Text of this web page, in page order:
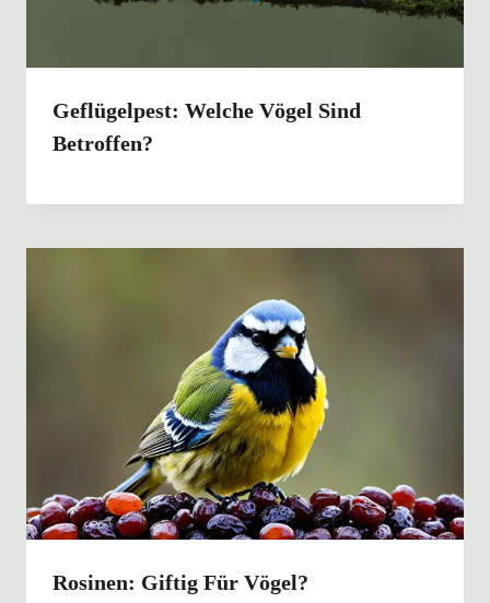
Geflügelpest: Welche Vögel Sind
Betroffen?
Rosinen: Giftig Für Vögel?